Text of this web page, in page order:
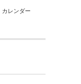
カレンダー